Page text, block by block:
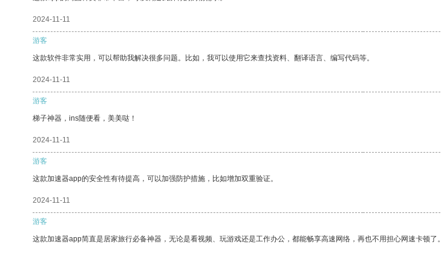
2024-11-11
游客
这款软件非常实用，可以帮助我解决很多问题。比如，我可以使用它来查找资料、翻译语言、编写代码等。
2024-11-11
游客
梯子神器，ins随便看，美美哒！
2024-11-11
游客
这款加速器app的安全性有待提高，可以加强防护措施，比如增加双重验证。
2024-11-11
游客
这款加速器app简直是居家旅行必备神器，无论是看视频、玩游戏还是工作办公，都能畅享高速网络，再也不用担心网速卡顿了。